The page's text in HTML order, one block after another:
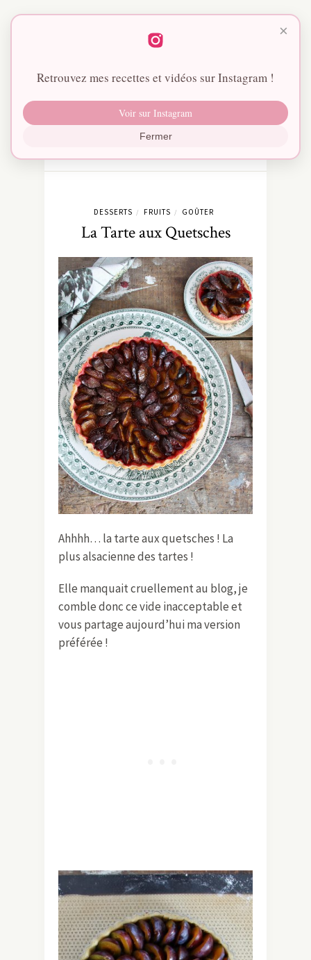
DESSERTS / FRUITS / GOÛTER
La Tarte aux Quetsches
Ahhhh… la tarte aux quetsches ! La
plus alsacienne des tartes !
Elle manquait cruellement au blog, je
comble donc ce vide inacceptable et
vous partage aujourd’hui ma version
préférée !
×
Retrouvez mes recettes et vidéos sur Instagram !
Voir sur Instagram
Fermer